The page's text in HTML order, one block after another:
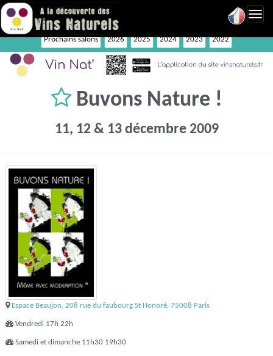
Prochains salons 2026 2025 2024 2023 2022
Buvons Nature !
11, 12 & 13 décembre 2009
Espace Beaujon, 208 rue du faubourg St Honoré, 75008 Paris
Vendredi 17h 22h
Samedi et dimanche 11h30 19h30